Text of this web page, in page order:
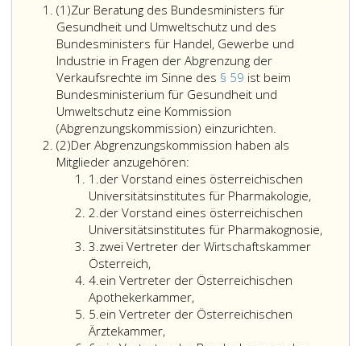
(1)Absatz
eins
Zur Beratung des Bundesministers für
Gesundheit und Umweltschutz und des
Bundesministers für Handel, Gewerbe und
Industrie in Fragen der Abgrenzung der
Verkaufsrechte im Sinne des § 59 ist beim
Bundesministerium für Gesundheit und
Umweltschutz eine Kommission
(Abgrenzungskommission) einzurichten.
Beratung
für
Gesundheit
und
Umweltschutz
des
für
(2)Absatz
2
Der Abgrenzungskommission haben als
Mitglieder anzugehören:
1.Ziffer
eins
der Vorstand eines österreichischen
Universitätsinstitutes für Pharmakologie,
2.Ziffer
2
der Vorstand eines österreichischen
Universitätsinstitutes für Pharmakognosie,
3.Ziffer
3
zwei Vertreter der Wirtschaftskammer
Österreich,
4.Ziffer
4
ein Vertreter der Österreichischen
Apothekerkammer,
5.Ziffer
5
ein Vertreter der Österreichischen
Ärztekammer,